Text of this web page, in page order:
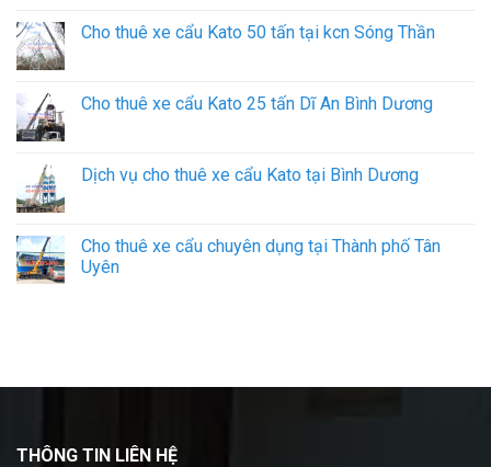
Cho thuê xe cẩu Kato 50 tấn tại kcn Sóng Thần
Cho thuê xe cẩu Kato 25 tấn Dĩ An Bình Dương
Dịch vụ cho thuê xe cẩu Kato tại Bình Dương
Cho thuê xe cẩu chuyên dụng tại Thành phố Tân
Uyên
THÔNG TIN LIÊN HỆ